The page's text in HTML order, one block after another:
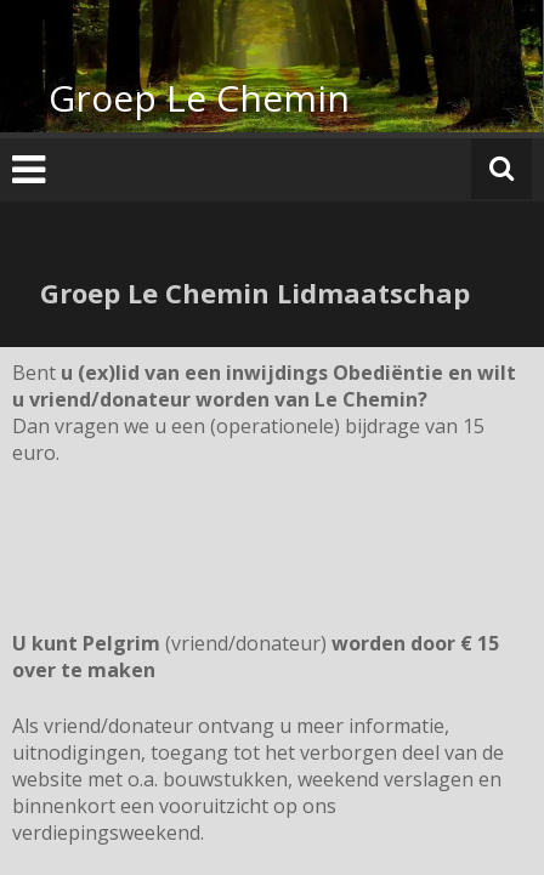
Groep Le Chemin
Groep Le Chemin Lidmaatschap
Bent u (ex)lid van een inwijdings Obediëntie en wilt
u vriend/donateurworden van Le Chemin?
Dan vragen we u een (operationele) bijdrage van 15
euro.
U kunt Pelgrim (vriend/donateur) worden door € 15
over te maken
Als vriend/donateurontvang u meer informatie,
uitnodigingen, toegang tot het verborgen deel van de
website met o.a. bouwstukken, weekend verslagen en
binnenkort een vooruitzicht op ons
verdiepingsweekend.